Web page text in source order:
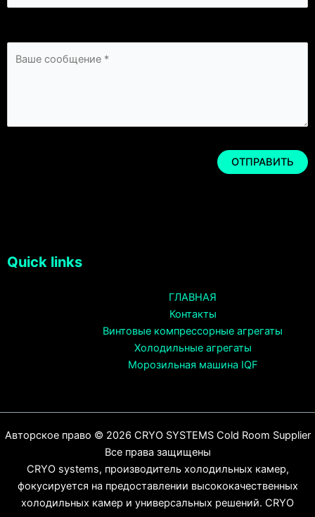
Quick links
ГЛАВНАЯ
Контакты
Винтовые компрессорные агрегаты
Холодильные агрегаты
Морозильная машина IQF
Авторское право © 2026 CRYO SYSTEMS Cold Room Supplier
Все права защищены
CRYO systems, производитель холодильных камер,
фокусируется на предоставлении высококачественных
холодильных камер и универсальных решений. CRYO